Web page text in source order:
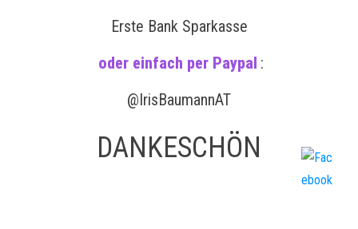
Erste Bank Sparkasse
oder einfach per Paypal :
@IrisBaumannAT
DANKESCHÖN